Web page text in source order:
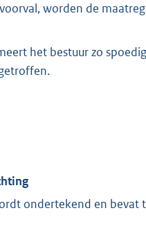
worden de
het bestuur zo
ondertekend en bevat